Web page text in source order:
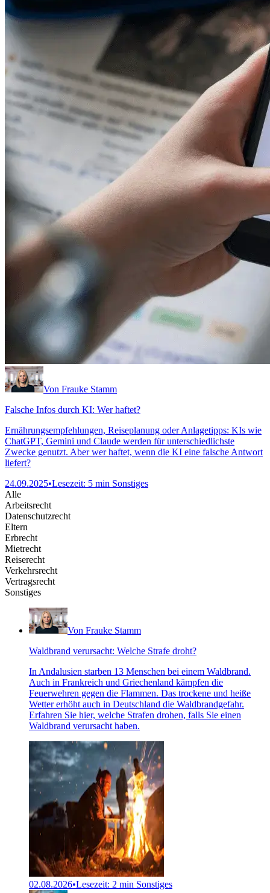
Von Frauke Stamm
Falsche Infos durch KI: Wer haftet?
Ernährungsempfehlungen, Reiseplanung oder Anlagetipps: KIs wie
ChatGPT, Gemini und Claude werden für unterschiedlichste
Zwecke genutzt. Aber wer haftet, wenn die KI eine falsche Antwort
liefert?
24.09.2025•Lesezeit: 5 min Sonstiges
Alle
Arbeitsrecht
Datenschutzrecht
Eltern
Erbrecht
Mietrecht
Reiserecht
Verkehrsrecht
Vertragsrecht
Sonstiges
Von Frauke Stamm
Waldbrand verursacht: Welche Strafe droht?
In Andalusien starben 13 Menschen bei einem Waldbrand.
Auch in Frankreich und Griechenland kämpfen die
Feuerwehren gegen die Flammen. Das trockene und heiße
Wetter erhöht auch in Deutschland die Waldbrandgefahr.
Erfahren Sie hier, welche Strafen drohen, falls Sie einen
Waldbrand verursacht haben.
02.08.2026•Lesezeit: 2 min Sonstiges